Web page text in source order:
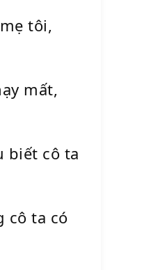
tôi,
mất,
biết cô ta
cô ta có